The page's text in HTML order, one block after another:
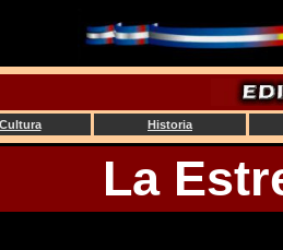
Cultura Historia
La